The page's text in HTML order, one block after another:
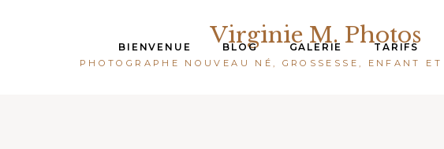
Virginie M. Photos
PHOTOGRAPHE NOUVEAU NÉ, GROSSESSE, ENFANT
BIENVENUE BLOG GALERIE TARIFS